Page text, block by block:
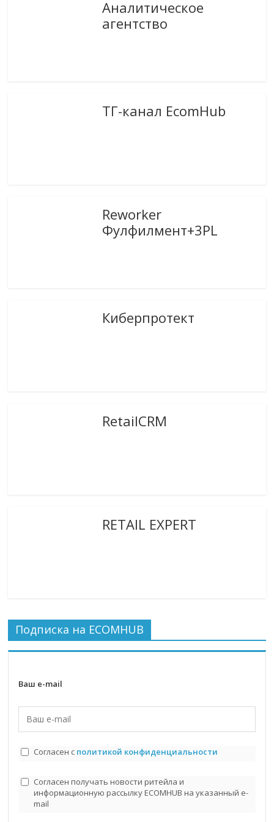
Аналитическое
агентство
ТГ-канал EcomHub
Reworker
Фулфилмент+3PL
Киберпротект
RetailCRM
RETAIL EXPERT
Подписка на ECOMHUB
Ваш e-mail
Согласен с политикой конфиденциальности
Согласен получать новости ритейла и
информационную рассылку ECOMHUB на указанный e-
mail